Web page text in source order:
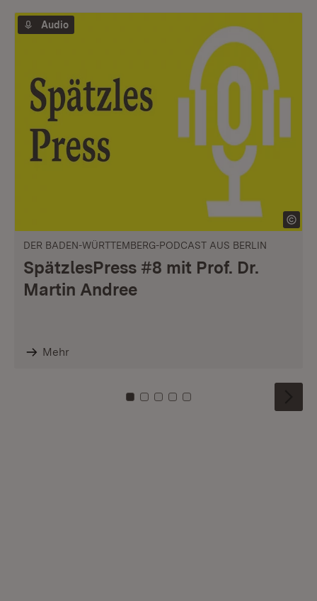
Audio
DER BADEN-WÜRTTEMBERG-PODCAST AUS BERLIN
SpätzlesPress #8 mit Prof. Dr.
Martin Andree
Mehr
Zu Kachel: 0
Zu Kachel: 1
Zu Kachel: 2
Zu Kachel: 3
Zu Kachel: 4